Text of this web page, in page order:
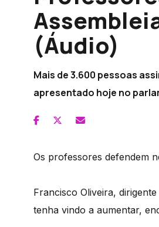
(Áudio)
Mais de 3.600 pessoas
apresentado hoje no
Os professores defendem
Francisco Oliveira,
tenha vindo a aumentar,